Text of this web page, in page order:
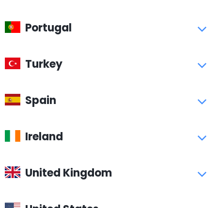
Portugal
Turkey
Spain
Ireland
United Kingdom